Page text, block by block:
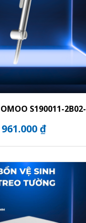
S190011-2B02-
961.000 ₫